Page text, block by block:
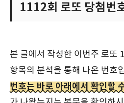
1112회 로또 당첨번
본 글에서 작성한 이번주 로또
항목의 분석을 통해 나온 번호
번호는 바로 아래에서 확인할